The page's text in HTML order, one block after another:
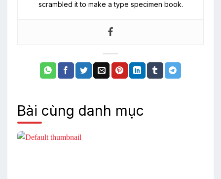
scrambled it to make a type specimen book.
Bài cùng danh mục